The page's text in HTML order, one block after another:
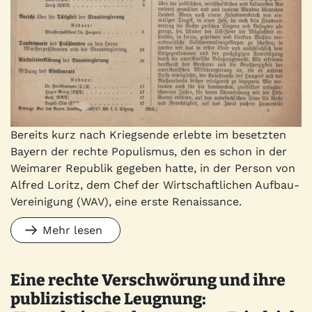
Bereits kurz nach Kriegsende erlebte im besetzten
Bayern der rechte Populismus, den es schon in der
Weimarer Republik gegeben hatte, in der Person von
Alfred Loritz, dem Chef der Wirtschaftlichen Aufbau-
Vereinigung (WAV), eine erste Renaissance.
Mehr lesen
Eine rechte Verschwörung und ihre
publizistische Leugnung: